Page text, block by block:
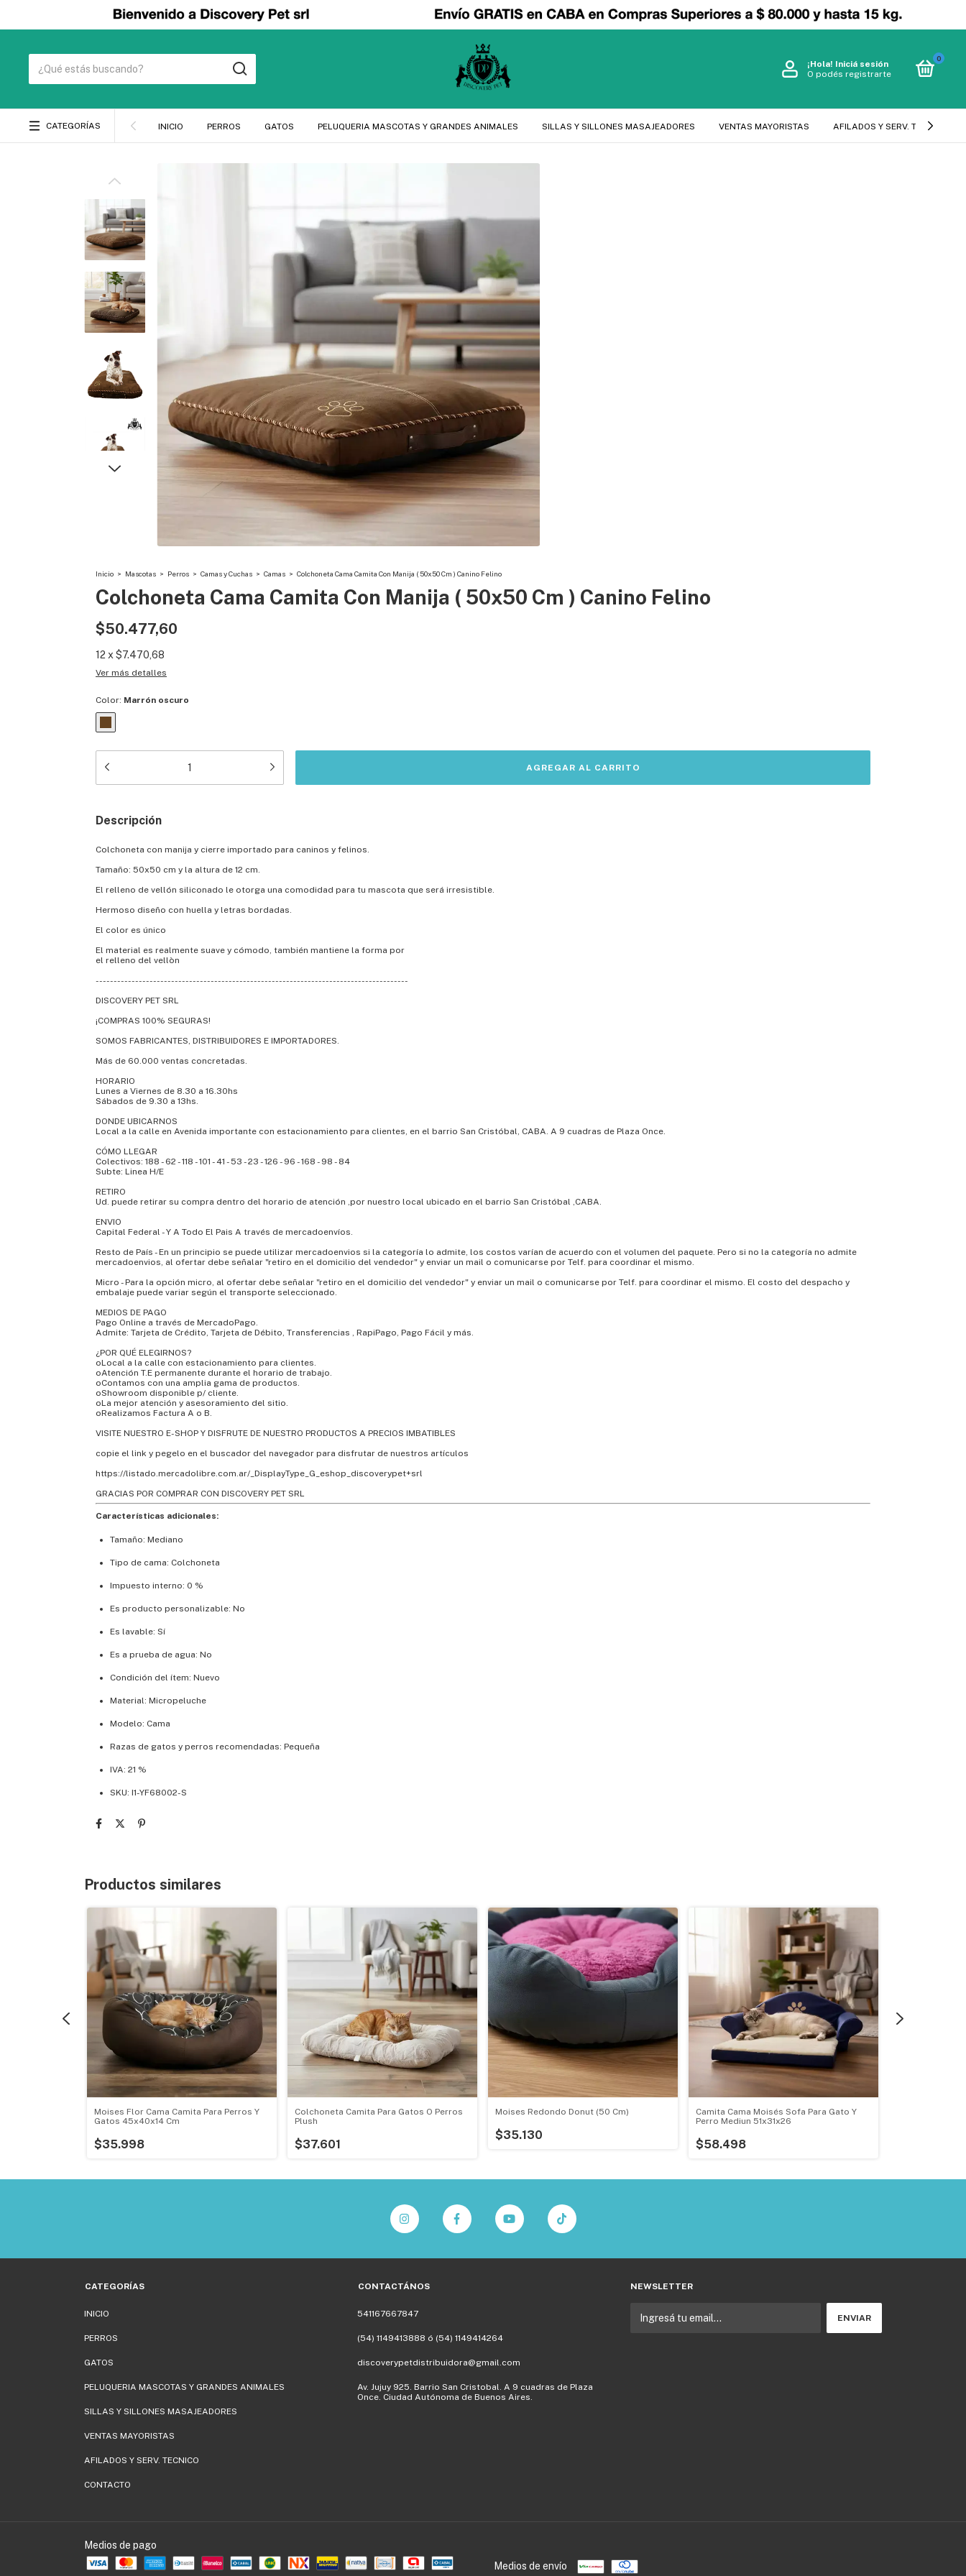
¡Hola! Iniciá sesión
O podés registrarte
0
CATEGORÍAS INICIO PERROS GATOS PELUQUERIA MASCOTAS Y GRANDES ANIMALES SILLAS Y SILLONES MASAJEADORES VENTAS MAYORISTAS AFILADOS Y SERV. TECNICO
Inicio > Mascotas > Perros > Camas y Cuchas > Camas > Colchoneta Cama Camita Con Manija ( 50x50 Cm ) Canino Felino
Colchoneta Cama Camita Con Manija ( 50x50 Cm ) Canino Felino
$50.477,60
12 x $7.470,68
Ver más detalles
Color: Marrón oscuro
Descripción
Colchoneta con manija y cierre importado para caninos y felinos.
Tamaño: 50x50 cm y la altura de 12 cm.
El relleno de vellón siliconado le otorga una comodidad para tu mascota que será irresistible.
Hermoso diseño con huella y letras bordadas.
El color es único
El material es realmente suave y cómodo, también mantiene la forma por
el relleno del vellòn
---------------------------------------------------------------------------------------
DISCOVERY PET SRL
¡COMPRAS 100% SEGURAS!
SOMOS FABRICANTES, DISTRIBUIDORES E IMPORTADORES.
Más de 60.000 ventas concretadas.
HORARIO
Lunes a Viernes de 8.30 a 16.30hs
Sábados de 9.30 a 13hs.
DONDE UBICARNOS
Local a la calle en Avenida importante con estacionamiento para clientes, en el barrio San Cristóbal, CABA. A 9 cuadras de Plaza Once.
CÓMO LLEGAR
Colectivos: 188 - 62 - 118 - 101 - 41 - 53 - 23 - 126 - 96 - 168 - 98 - 84
Subte: Linea H/E
RETIRO
Ud. puede retirar su compra dentro del horario de atención ,por nuestro local ubicado en el barrio San Cristóbal ,CABA.
ENVIO
Capital Federal - Y A Todo El Pais A través de mercadoenvíos.
Resto de País - En un principio se puede utilizar mercadoenvios si la categoría lo admite, los costos varían de acuerdo con el volumen del paquete. Pero si no la categoría no admite
mercadoenvios, al ofertar debe señalar "retiro en el domicilio del vendedor" y enviar un mail o comunicarse por Telf. para coordinar el mismo.
Micro - Para la opción micro, al ofertar debe señalar "retiro en el domicilio del vendedor" y enviar un mail o comunicarse por Telf. para coordinar el mismo. El costo del despacho y
embalaje puede variar según el transporte seleccionado.
MEDIOS DE PAGO
Pago Online a través de MercadoPago.
Admite: Tarjeta de Crédito, Tarjeta de Débito, Transferencias , RapiPago, Pago Fácil y más.
¿POR QUÉ ELEGIRNOS?
oLocal a la calle con estacionamiento para clientes.
oAtención T.E permanente durante el horario de trabajo.
oContamos con una amplia gama de productos.
oShowroom disponible p/ cliente.
oLa mejor atención y asesoramiento del sitio.
oRealizamos Factura A o B.
VISITE NUESTRO E-SHOP Y DISFRUTE DE NUESTRO PRODUCTOS A PRECIOS IMBATIBLES
copie el link y pegelo en el buscador del navegador para disfrutar de nuestros artículos
https://listado.mercadolibre.com.ar/_DisplayType_G_eshop_discoverypet+srl
GRACIAS POR COMPRAR CON DISCOVERY PET SRL
Características adicionales:
Tamaño: Mediano
Tipo de cama: Colchoneta
Impuesto interno: 0 %
Es producto personalizable: No
Es lavable: Sí
Es a prueba de agua: No
Condición del ítem: Nuevo
Material: Micropeluche
Modelo: Cama
Razas de gatos y perros recomendadas: Pequeña
IVA: 21 %
SKU: I1-YF68002-S
Productos similares
Moises Flor Cama Camita Para Perros Y
Gatos 45x40x14 Cm
$35.998
Colchoneta Camita Para Gatos O Perros
Plush
$37.601
Moises Redondo Donut (50 Cm)
$35.130
Camita Cama Moisés Sofa Para Gato Y
Perro Mediun 51x31x26
$58.498
CATEGORÍAS
INICIO
PERROS
GATOS
PELUQUERIA MASCOTAS Y GRANDES ANIMALES
SILLAS Y SILLONES MASAJEADORES
VENTAS MAYORISTAS
AFILADOS Y SERV. TECNICO
CONTACTO
CONTACTÁNOS
541167667847
(54) 1149413888 ó (54) 1149414264
discoverypetdistribuidora@gmail.com
Av. Jujuy 925. Barrio San Cristobal. A 9 cuadras de Plaza
Once. Ciudad Autónoma de Buenos Aires.
NEWSLETTER
Medios de pago
Medios de envío